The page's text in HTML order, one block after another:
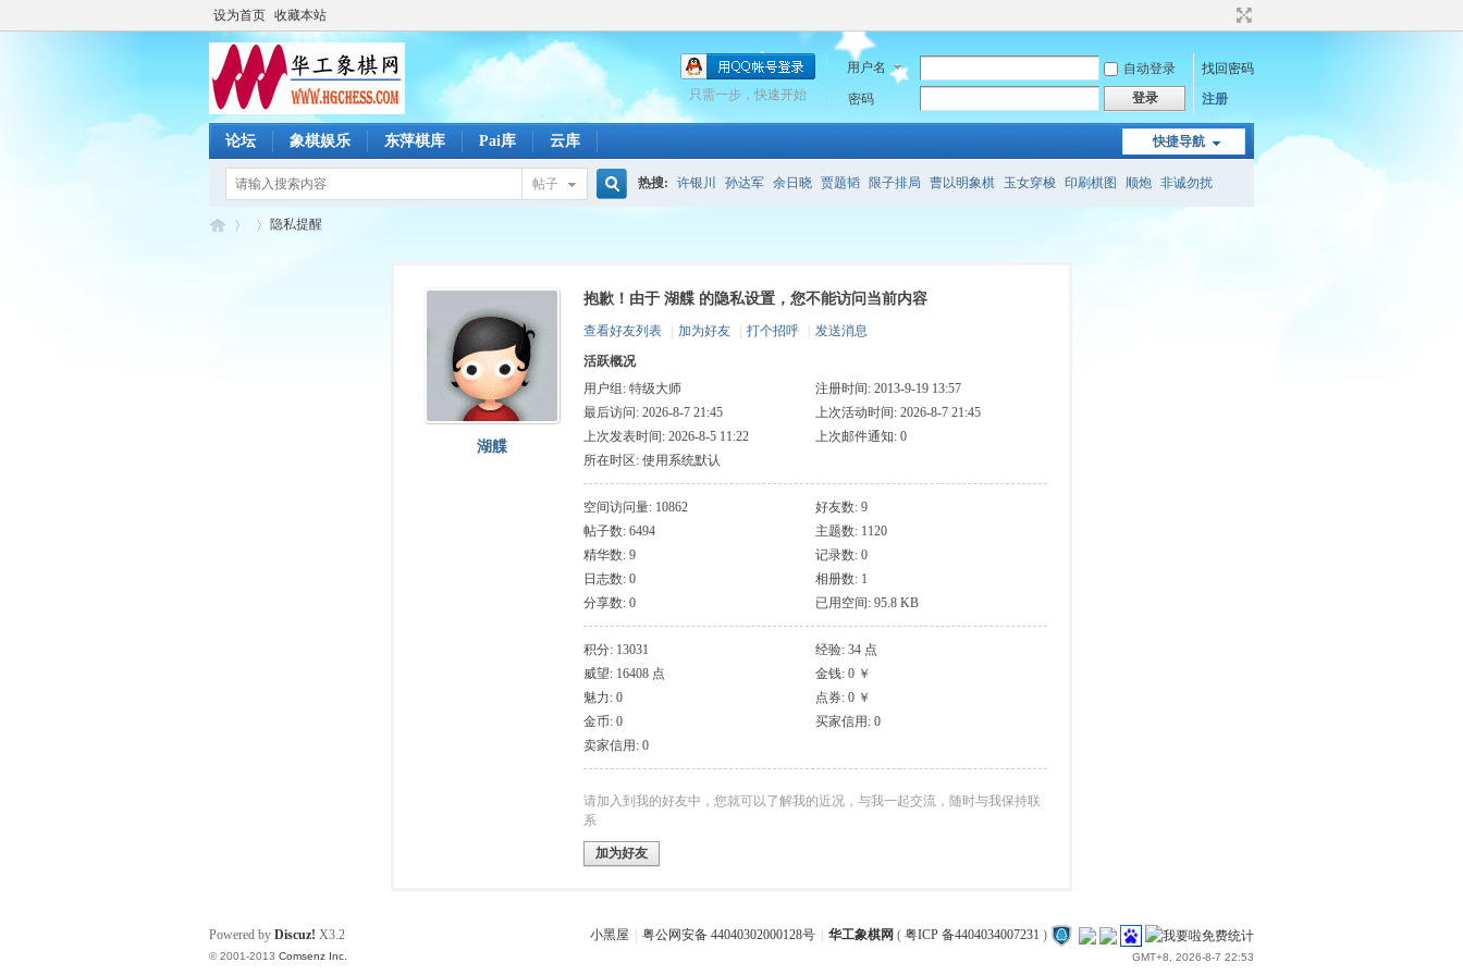
设为首页 收藏本站
用户名 自动登录
找回密码
密码
登录 注册
只需一步，快速开始
快捷导航
论坛 象棋娱乐 东萍棋库 Pai库 云库
帖子
索
热搜: 许银川 孙达军 余日晓 贾题韬 限子排局 曹以明象棋 玉女穿梭 印刷棋图 顺炮 非诚勿扰
隐私提醒
湖艓
抱歉！由于 湖艓 的隐私设置，您不能访问当前内容
查看好友列表 加为好友 打个招呼
发送消息
活跃概况
用户组: 特级大师
注册时间: 2013-9-19 13:57
最后访问: 2026-8-7 21:45
上次活动时间: 2026-8-7 21:45
上次发表时间: 2026-8-5 11:22
上次邮件通知: 0
所在时区: 使用系统默认
空间访问量: 10862
好友数: 9
帖子数: 6494
主题数: 1120
精华数: 9
记录数: 0
日志数: 0
相册数: 1
分享数: 0
已用空间: 95.8 KB
积分: 13031
经验: 34 点
威望: 16408 点
金钱: 0 ￥
魅力: 0
点券: 0 ￥
金币: 0
买家信用: 0
卖家信用: 0
请加入到我的好友中，您就可以了解我的近况，与我一起交流，随时与我保持联
系
加为好友
小黑屋 粤公网安备 44040302000128号 华工象棋网 ( 粤ICP 备4404034007231 )
GMT+8, 2026-8-7 22:53
Powered by Discuz! X3.2
© 2001-2013 Comsenz Inc.